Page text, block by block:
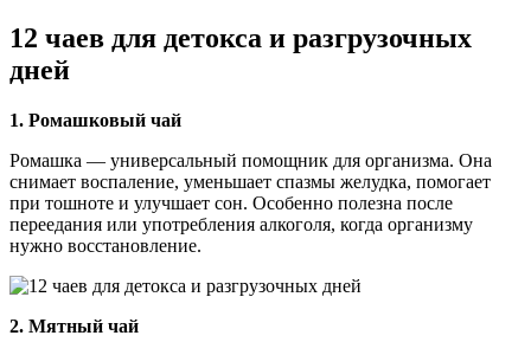
12 чаев для детокса и разгрузочных
дней
1. Ромашковый чай
Ромашка — универсальный помощник для организма. Она
снимает воспаление, уменьшает спазмы желудка, помогает
при тошноте и улучшает сон. Особенно полезна после
переедания или употребления алкоголя, когда организму
нужно восстановление.
2. Мятный чай